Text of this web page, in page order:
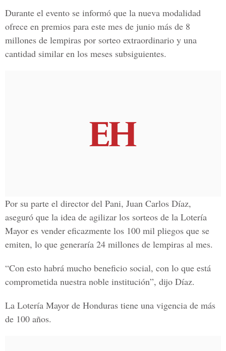
Durante el evento se informó que la nueva modalidad
ofrece en premios para este mes de junio más de 8
millones de lempiras por sorteo extraordinario y una
cantidad similar en los meses subsiguientes.
Por su parte el director del Pani, Juan Carlos Díaz,
aseguró que la idea de agilizar los sorteos de la Lotería
Mayor es vender eficazmente los 100 mil pliegos que se
emiten, lo que generaría 24 millones de lempiras al mes.
“Con esto habrá mucho beneficio social, con lo que está
comprometida nuestra noble institución”, dijo Díaz.
La Lotería Mayor de Honduras tiene una vigencia de más
de 100 años.